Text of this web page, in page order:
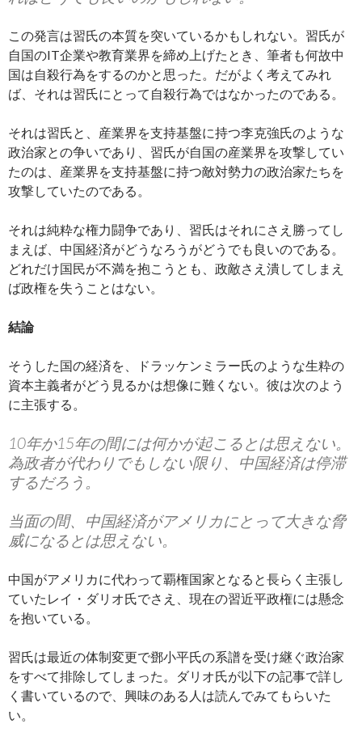
この発言は習氏の本質を突いているかもしれない。習氏が
自国のIT企業や教育業界を締め上げたとき、筆者も何故中
国は自殺行為をするのかと思った。だがよく考えてみれ
ば、それは習氏にとって自殺行為ではなかったのである。
それは習氏と、産業界を支持基盤に持つ李克強氏のような
政治家との争いであり、習氏が自国の産業界を攻撃してい
たのは、産業界を支持基盤に持つ敵対勢力の政治家たちを
攻撃していたのである。
それは純粋な権力闘争であり、習氏はそれにさえ勝ってし
まえば、中国経済がどうなろうがどうでも良いのである。
どれだけ国民が不満を抱こうとも、政敵さえ潰してしまえ
ば政権を失うことはない。
結論
そうした国の経済を、ドラッケンミラー氏のような生粋の
資本主義者がどう見るかは想像に難くない。彼は次のよう
に主張する。
10年か15年の間には何かが起こるとは思えない。
為政者が代わりでもしない限り、中国経済は停滞
するだろう。
当面の間、中国経済がアメリカにとって大きな脅
威になるとは思えない。
中国がアメリカに代わって覇権国家となると長らく主張し
ていたレイ・ダリオ氏でさえ、現在の習近平政権には懸念
を抱いている。
習氏は最近の体制変更で鄧小平氏の系譜を受け継ぐ政治家
をすべて排除してしまった。ダリオ氏が以下の記事で詳し
く書いているので、興味のある人は読んでみてもらいた
い。